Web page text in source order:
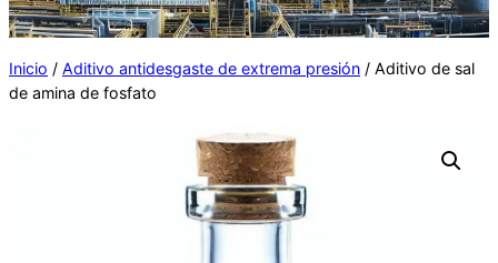
Inicio / Aditivo antidesgaste de extrema presión / Aditivo de sal
de amina de fosfato